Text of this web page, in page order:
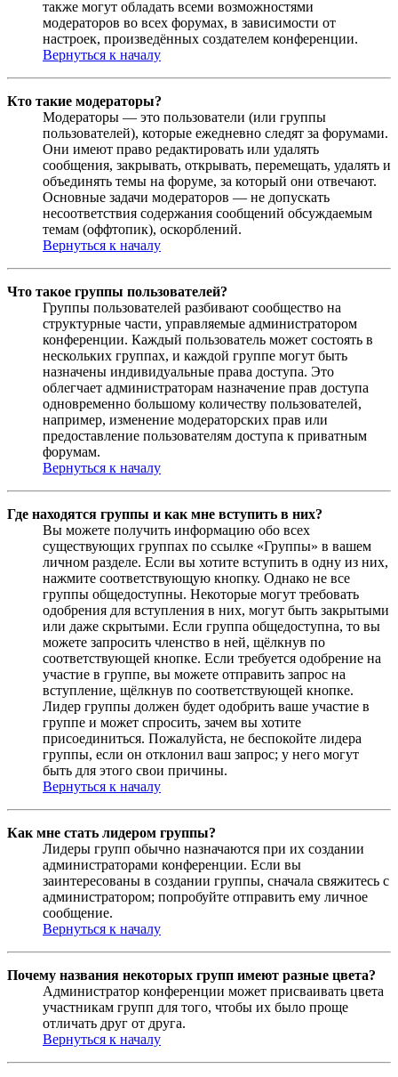
также могут обладать всеми возможностями
модераторов во всех форумах, в зависимости от
настроек, произведённых создателем конференции.
Вернуться к началу
Кто такие модераторы?
Модераторы — это пользователи (или группы
пользователей), которые ежедневно следят за форумами.
Они имеют право редактировать или удалять
сообщения, закрывать, открывать, перемещать, удалять и
объединять темы на форуме, за который они отвечают.
Основные задачи модераторов — не допускать
несоответствия содержания сообщений обсуждаемым
темам (оффтопик), оскорблений.
Вернуться к началу
Что такое группы пользователей?
Группы пользователей разбивают сообщество на
структурные части, управляемые администратором
конференции. Каждый пользователь может состоять в
нескольких группах, и каждой группе могут быть
назначены индивидуальные права доступа. Это
облегчает администраторам назначение прав доступа
одновременно большому количеству пользователей,
например, изменение модераторских прав или
предоставление пользователям доступа к приватным
форумам.
Вернуться к началу
Где находятся группы и как мне вступить в них?
Вы можете получить информацию обо всех
существующих группах по ссылке «Группы» в вашем
личном разделе. Если вы хотите вступить в одну из них,
нажмите соответствующую кнопку. Однако не все
группы общедоступны. Некоторые могут требовать
одобрения для вступления в них, могут быть закрытыми
или даже скрытыми. Если группа общедоступна, то вы
можете запросить членство в ней, щёлкнув по
соответствующей кнопке. Если требуется одобрение на
участие в группе, вы можете отправить запрос на
вступление, щёлкнув по соответствующей кнопке.
Лидер группы должен будет одобрить ваше участие в
группе и может спросить, зачем вы хотите
присоединиться. Пожалуйста, не беспокойте лидера
группы, если он отклонил ваш запрос; у него могут
быть для этого свои причины.
Вернуться к началу
Как мне стать лидером группы?
Лидеры групп обычно назначаются при их создании
администраторами конференции. Если вы
заинтересованы в создании группы, сначала свяжитесь с
администратором; попробуйте отправить ему личное
сообщение.
Вернуться к началу
Почему названия некоторых групп имеют разные цвета?
Администратор конференции может присваивать цвета
участникам групп для того, чтобы их было проще
отличать друг от друга.
Вернуться к началу